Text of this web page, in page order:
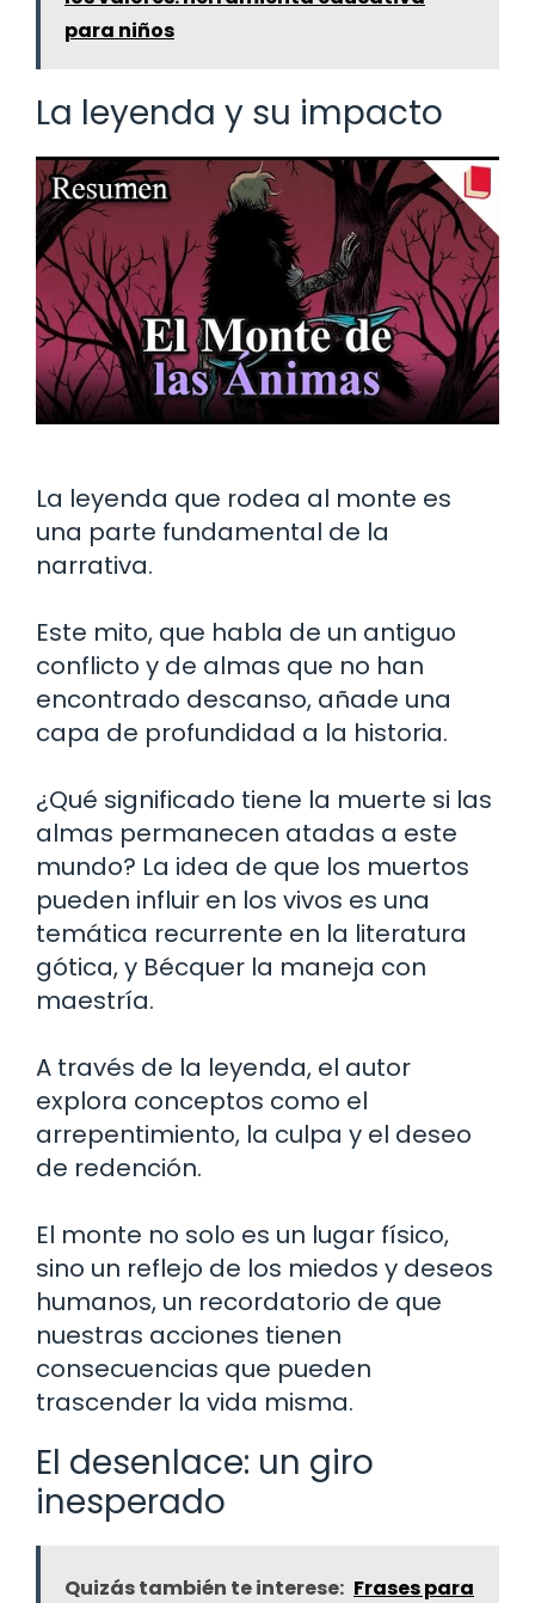
para niños
La leyenda y su impacto
La leyenda que rodea al monte es
una parte fundamental de la
narrativa.
Este mito, que habla de un antiguo
conflicto y de almas que no han
encontrado descanso, añade una
capa de profundidad a la historia.
¿Qué significado tiene la muerte si las
almas permanecen atadas a este
mundo? La idea de que los muertos
pueden influir en los vivos es una
temática recurrente en la literatura
gótica, y Bécquer la maneja con
maestría.
A través de la leyenda, el autor
explora conceptos como el
arrepentimiento, la culpa y el deseo
de redención.
El monte no solo es un lugar físico,
sino un reflejo de los miedos y deseos
humanos, un recordatorio de que
nuestras acciones tienen
consecuencias que pueden
trascender la vida misma.
El desenlace: un giro
inesperado
Quizás también te interese: Frases para